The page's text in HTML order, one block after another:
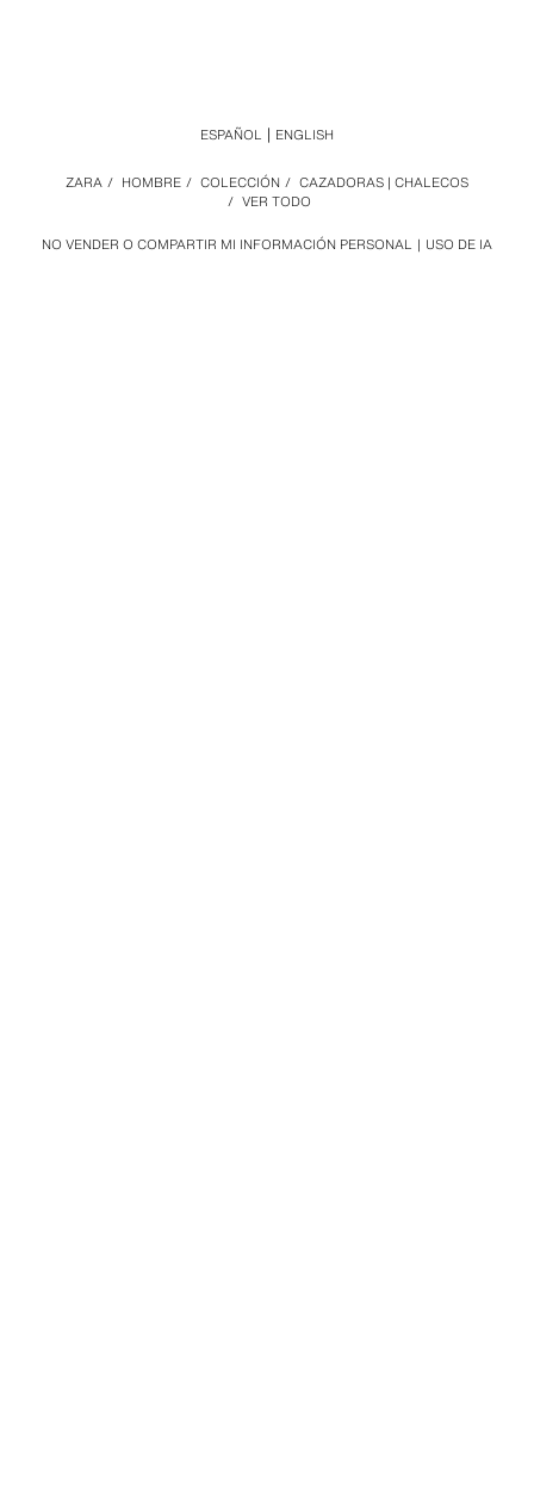
NO VENDER O COMPARTIR MI INFORMACIÓN PERSONAL USO DE IA
ZARA / HOMBRE / COLECCIÓN / CAZADORAS | CHALECOS
/ VER TODO
ESPAÑOL ENGLISH